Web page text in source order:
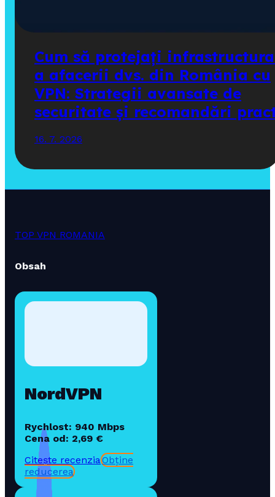
Cum să protejați
a afacerii dvs. din România cu
VPN: Strategii avansate de
securitate și recomandări
16. 7. 2026
TOP VPN ROMANIA
Obsah
NordVPN
Rychlost: 940 Mbps
Cena od: 2,69 €
Citește recenziaObține
reducerea